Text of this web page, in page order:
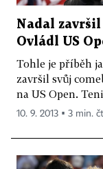
Nadal
Ovládl US
Tohle je příběh
završil svůj
na US Open.
10. 9. 2013 ▪ 3 min.